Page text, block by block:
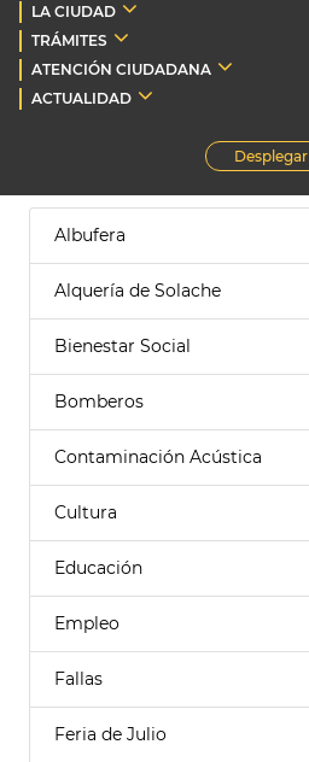
LA CIUDAD
TRÁMITES
ATENCIÓN CIUDADANA
ACTUALIDAD
Desplegar
Albufera
Alquería de Solache
Bienestar Social
Bomberos
Contaminación Acústica
Cultura
Educación
Empleo
Fallas
Feria de Julio